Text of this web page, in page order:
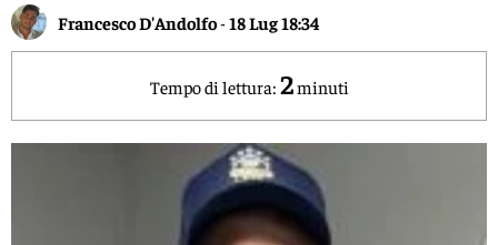
Francesco D'Andolfo-18 Lug 18:34
Tempo di lettura: 2minuti